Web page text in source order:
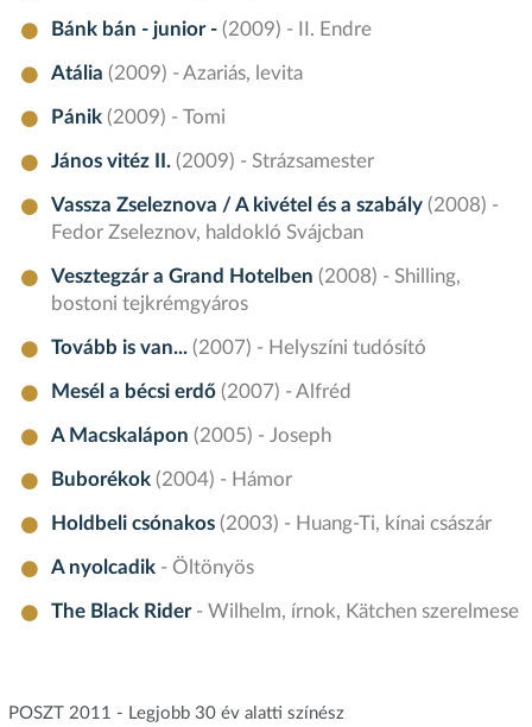
Bánk bán - junior -(2009) - II. Endre
Atália (2009) - Azariás, levita
Pánik(2009) - Tomi
János vitéz II.(2009) - Strázsamester
Vassza Zseleznova / A kivétel és a szabály(2008) -
Fedor Zseleznov, haldokló Svájcban
Vesztegzár a Grand Hotelben (2008) - Shilling,
bostoni tejkrémgyáros
Tovább is van...(2007) - Helyszíni tudósító
Mesél a bécsi erdő(2007) - Alfréd
A Macskalápon (2005) - Joseph
Buborékok(2004) - Hámor
Holdbeli csónakos(2003) - Huang-Ti, kínai császár
A nyolcadik- Öltönyös
The Black Rider- Wilhelm, írnok, Kätchen szerelmese
POSZT 2011 - Legjobb 30 év alatti színész